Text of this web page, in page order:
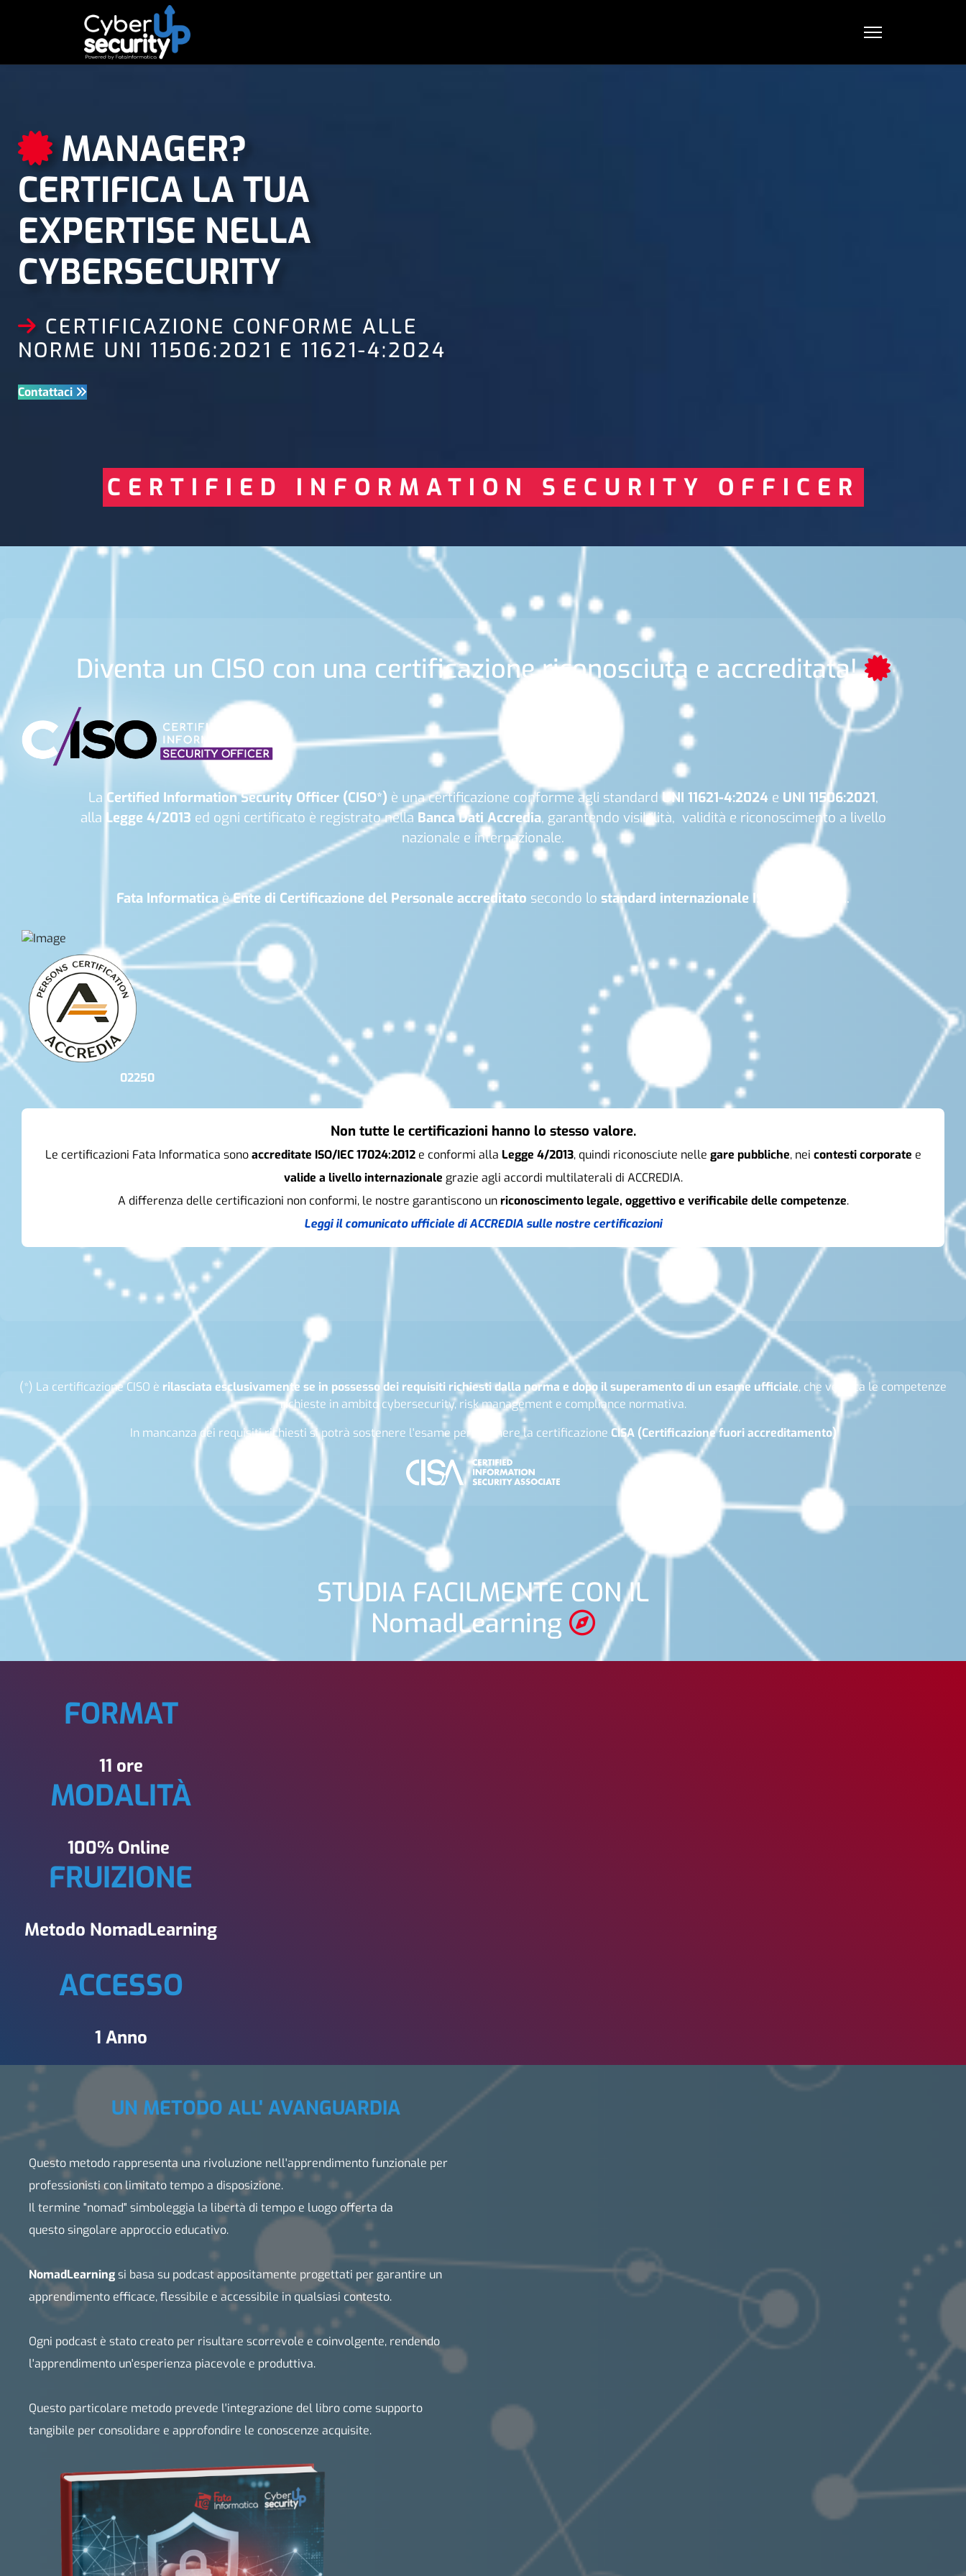
MANAGER?
CERTIFICA LA TUA
EXPERTISE NELLA
CYBERSECURITY
CERTIFICAZIONE CONFORME ALLE
NORME UNI 11506:2021 E 11621-4:2024
Contattaci
CERTIFIED INFORMATION SECURITY OFFICER
Diventa un CISO con una certificazione riconosciuta e accreditata!
La Certified Information Security Officer (CISO*) è una certificazione conforme agli standardUNI 11621-4:2024 e UNI 11506:2021,
alla Legge 4/2013 ed ogni certificato è registrato nella Banca Dati Accredia, garantendo visibilità, validità e riconoscimento a livello
nazionale e internazionale.
Fata InformaticaèEnte di Certificazione del Personale accreditato secondo lo standard internazionale ISO 17024:2012 .
02250
Non tutte le certificazioni hanno lo stesso valore.
Le certificazioni Fata Informatica sonoaccreditate ISO/IEC 17024:2012e conformi alla Legge 4/2013, quindi riconosciute nelle gare pubbliche, nei contesti corporate e
valide a livello internazionale grazie agli accordi multilaterali di ACCREDIA.
A differenza delle certificazioni non conformi, le nostre garantiscono unriconoscimento legale, oggettivo e verificabile delle competenze.
Leggi il comunicato ufficiale di ACCREDIA sulle nostre certificazioni
(*) La certificazione CISO è rilasciata esclusivamente se in possesso dei requisiti richiesti dalla norma e dopo il superamento di un esame ufficiale, che verifica le competenze
richieste in ambito cybersecurity, risk management e compliance normativa.
In mancanza dei requisiti richiesti si potrà sostenere l'esame per ottenere la certificazione CISA(Certificazione fuori accreditamento)
STUDIA FACILMENTE CON IL
NomadLearning
FORMAT
11 ore
MODALITÀ
100% Online
FRUIZIONE
Metodo NomadLearning
ACCESSO
1 Anno
UN METODO ALL' AVANGUARDIA
Questo metodo rappresenta una rivoluzione nell'apprendimento funzionale per
professionisti con limitato tempo a disposizione.
Il termine "nomad" simboleggia la libertà di tempo e luogo offerta da
questo singolare approccio educativo.
NomadLearningsi basa su podcast appositamente progettati per garantire un
apprendimento efficace, flessibile e accessibile in qualsiasi contesto.
Ogni podcast è stato creato per risultare scorrevole e coinvolgente, rendendo
l'apprendimento un'esperienza piacevole e produttiva.
Questo particolare metodo prevede l'integrazione del libro come supporto
tangibile per consolidare e approfondire le conoscenze acquisite.